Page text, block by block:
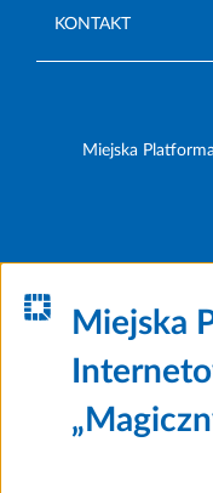
KONTAKT
Miejska
Miejska